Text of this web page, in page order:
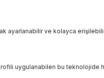
ayarlanabilir ve kolayca
uygulanabilen bu teknolojide